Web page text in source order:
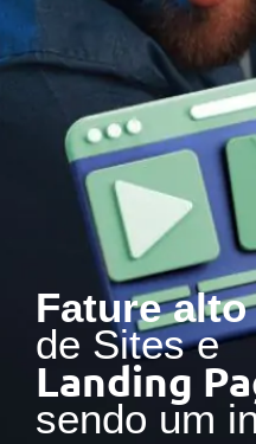
Fature alto
de Sites e
Landing
sendo um